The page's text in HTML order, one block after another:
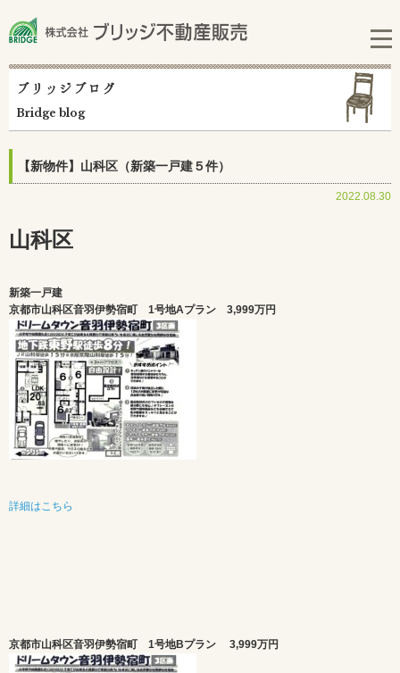
ブリッジブログ
Bridge blog
【新物件】山科区（新築一戸建５件）
2022.08.30
山科区
新築一戸建
京都市山科区音羽伊勢宿町 1号地Aプラン 3,999万円
詳細はこちら
京都市山科区音羽伊勢宿町 1号地Bプラン 3,999万円